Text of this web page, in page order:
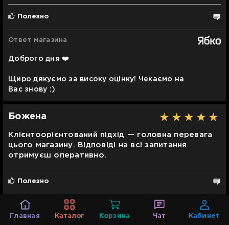
Полезно
Ответ магазина
Доброго дня ❤️
Щиро дякуємо за високу оцінку! Чекаємо на
Вас знову :)
Божена
Клієнтоорієнтований підхід — головна перевага
цього магазину. Відповіді на всі запитання
отримуєш оперативно.
Полезно
Ответ магазина
Главная Каталог Корзина Чат Кабинет